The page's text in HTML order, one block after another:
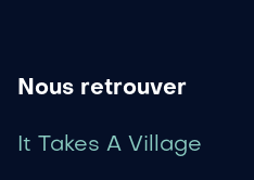
Nous retrouver
It Takes A Village